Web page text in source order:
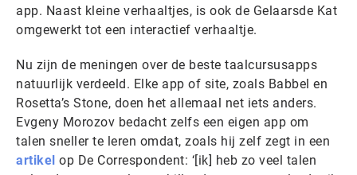
app. Naast kleine verhaaltjes, is ook de Gelaarsde Kat
omgewerkt tot een interactief verhaaltje.
Nu zijn de meningen over de beste taalcursusapps
natuurlijk verdeeld. Elke app of site, zoals Babbel en
Rosetta’s Stone, doen het allemaal net iets anders.
Evgeny Morozov bedacht zelfs een eigen app om
talen sneller te leren omdat, zoals hij zelf zegt in een
artikel op De Correspondent: ‘[ik] heb zo veel talen